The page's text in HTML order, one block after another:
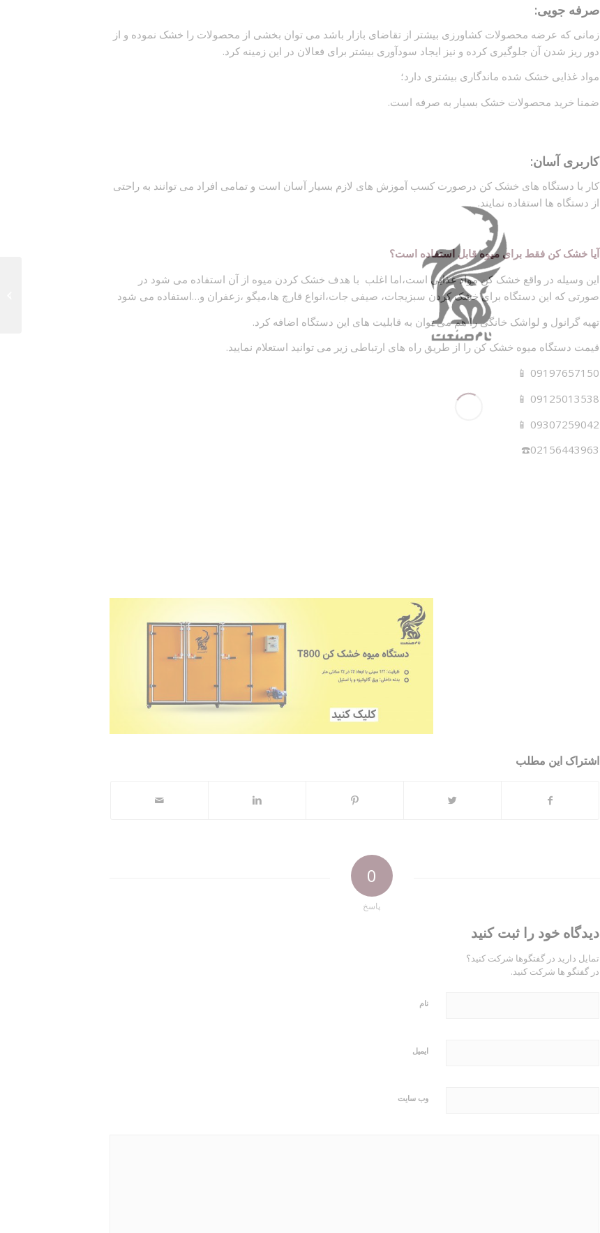
صرفه جویی:
زمانی که عرضه محصولات کشاورزی بیشتر از تقاضای بازار باشد می توان بخشی از محصولات را خشک نموده و از
دور ریز شدن آن جلوگیری کرده و نیز ایجاد سودآوری بیشتر برای فعالان در این زمینه کرد.
مواد غذایی خشک شده ماندگاری بیشتری دارد؛
ضمنا خرید محصولات خشک بسیار به صرفه است.
کاربری آسان:
کار با دستگاه های خشک کن درصورت کسب آموزش های لازم بسیار آسان است و تمامی افراد می توانند به راحتی
از دستگاه ها استفاده نمایند.
آیا خشک کن فقط برای میوه قابل استفاده است؟
این وسیله در واقع خشک کن مواد غذایی است،اما اغلب با هدف خشک کردن میوه از آن استفاده می شود در
صورتی که این دستگاه برای خشک کردن سبزیجات، صیفی جات،انواع قارچ ها،میگو ،زعفران و…استفاده می شود
تهیه گرانول و لواشک خانگی را هم می توان به قابلیت های این دستگاه اضافه کرد.
قیمت دستگاه میوه خشک کن را از طریق راه های ارتباطی زیر می توانید استعلام نمایید.
09197657150 📱
09125013538 📱
09307259042 📱
02156443963☎️
اشتراک این مطلب
0
پاسخ
دیدگاه خود را ثبت کنید
تمایل دارید در گفتگوها شرکت کنید؟
در گفتگو ها شرکت کنید.
نام
ایمیل
وب‌ سایت